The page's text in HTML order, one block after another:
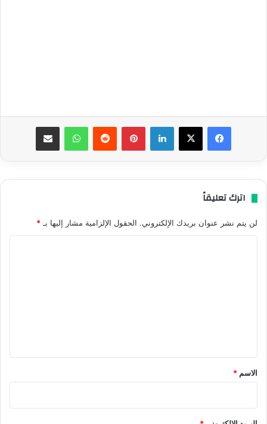
فيسبوك ‫X لينكدإن بينتيريست واتساب مشاركة عبر البريد
اترك تعليقاً
لن يتم نشر عنوان بريدك الإلكتروني. الحقول الإلزامية مشار إليها بـ*
*
الاسم *